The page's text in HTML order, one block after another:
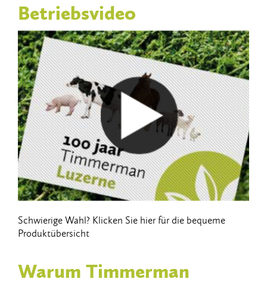
Betriebsvideo
Schwierige Wahl? Klicken Sie hier für die bequeme
Produktübersicht
Warum Timmerman